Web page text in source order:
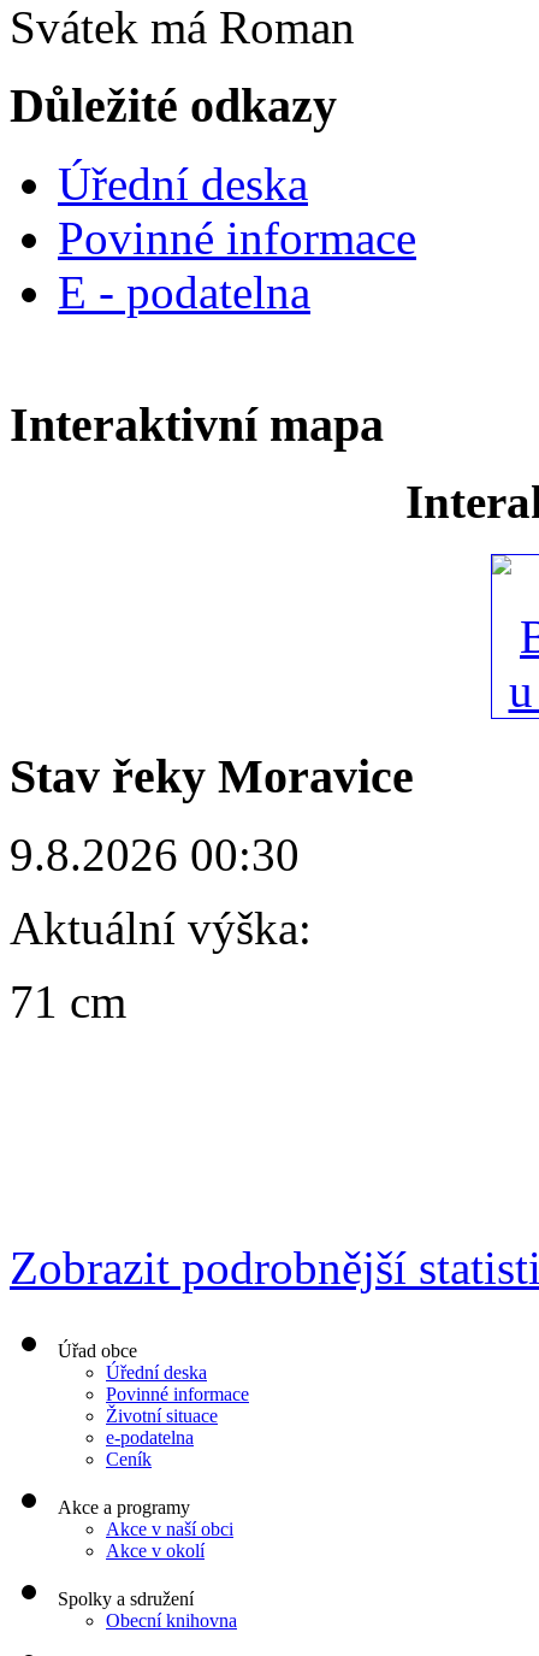
Svátek má Roman
Důležité odkazy
Úřední deska
Povinné informace
E - podatelna
Interaktivní mapa
Stav řeky Moravice
9.8.2026 00:30
Aktuální výška:
71 cm
Zobrazit podrobnější
Úřad obce
Úřední deska
Povinné informace
Životní situace
e-podatelna
Ceník
Akce a programy
Akce v naší obci
Akce v okolí
Spolky a sdružení
Obecní knihovna